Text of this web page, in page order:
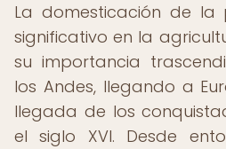
La domesticación de
significativo en la
su importancia
los Andes, llegando a
llegada de los
el siglo XVI. Desde